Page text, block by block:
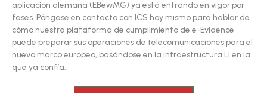
aplicación alemana (EBewMG) ya está entrando en vigor por
fases. Póngase en contacto con ICS hoy mismo para hablar de
cómo nuestra plataforma de cumplimiento de e-Evidence
puede preparar sus operaciones de telecomunicaciones para el
nuevo marco europeo, basándose en la infraestructura LI en la
que ya confía.
Japanese
Portuguese
Chinese